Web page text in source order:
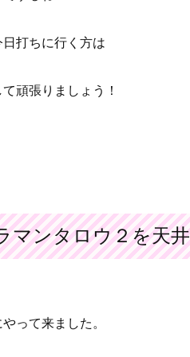
打ちに行く方は
頑張りましょう！
マンタロウ２を天
って来ました。